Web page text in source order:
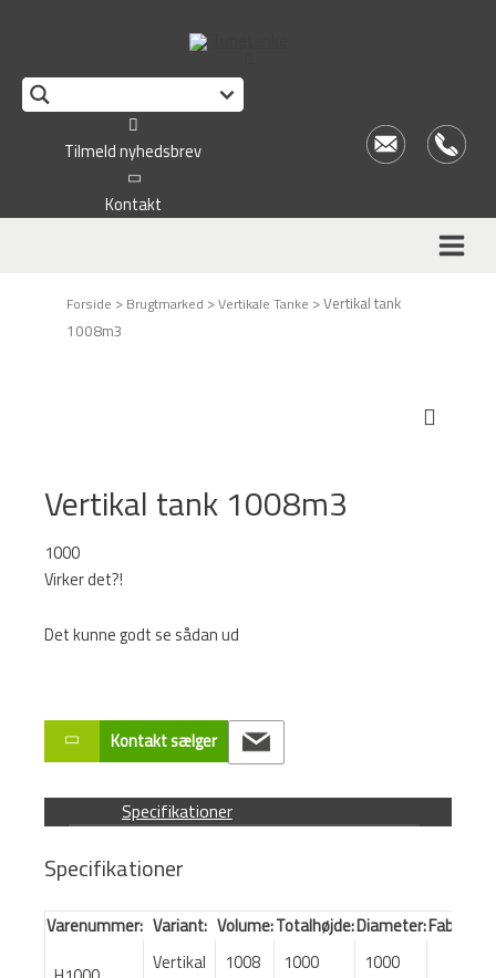
Tilmeld nyhedsbrev
Kontakt
Forside > Brugtmarked >Vertikale Tanke >Vertikal tank
1008m3
Vertikal tank 1008m3
1000
Virker det?!
Det kunne godt se sådan ud
Kontakt sælger
Specifikationer
Specifikationer
Varenummer: Variant: Volume:Totalhøjde:Diameter:Fabrikat:
Vertikal
1008
1000
1000